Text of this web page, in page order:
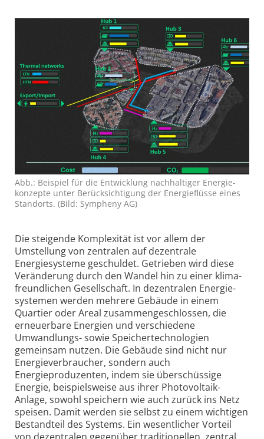
Abb.: Beispiel für die Entwicklung nach­haltiger Energie­
konzepte unter Berück­sichtigung der Energie­flüsse eines
Standorts. (Bild: Sympheny AG)
Die steigende Komplexität ist vor allem der
Umstellung von zentralen auf dezentrale
Energiesysteme geschuldet. Getrieben wird diese
Veränderung durch den Wandel hin zu einer klima­
freundlichen Gesellschaft. In dezentralen Energie­
systemen werden mehrere Gebäude in einem
Quartier oder Areal zusammen­geschlossen, die
erneuerbare Energien und verschiedene
Umwandlungs- sowie Speicher­technologien
gemeinsam nutzen. Die Gebäude sind nicht nur
Energie­verbraucher, sondern auch
Energieproduzenten, indem sie überschüssige
Energie, beispielsweise aus ihrer Photovoltaik-
Anlage, sowohl speichern wie auch zurück ins Netz
speisen. Damit werden sie selbst zu einem wichtigen
Bestandteil des Systems. Ein wesent­licher Vorteil